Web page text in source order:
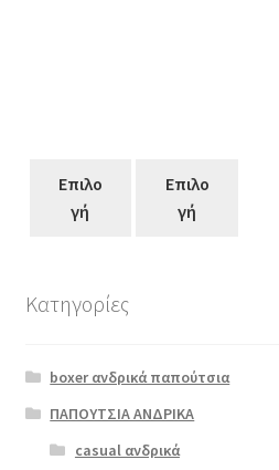
Επιλο
γή
Επιλο
γή
Ragazza
προϊόν
έχει
πολλαπλές
Κατηγορίες
boxer ανδρικά παπούτσια
ΠΑΠΟΥΤΣΙΑ ΑΝΔΡΙΚΑ
casual ανδρικά